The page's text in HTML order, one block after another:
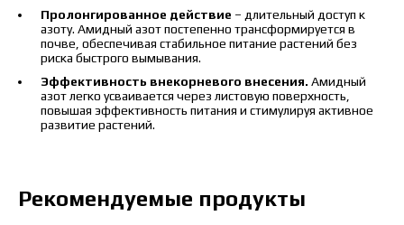
Пролонгированное действие – длительный доступ к
азоту. Амидный азот постепенно трансформируется в
почве, обеспечивая стабильное питание растений без
риска быстрого вымывания.
Эффективность внекорневого внесения. Амидный
азот легко усваивается через листовую поверхность,
повышая эффективность питания и стимулируя активное
развитие растений.
Рекомендуемые продукты